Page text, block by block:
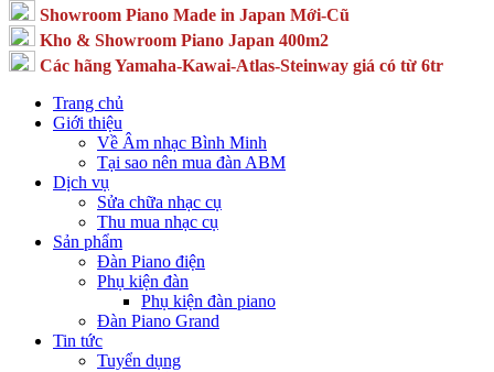
Showroom Piano Made in Japan Mới-Cũ
Kho & Showroom Piano Japan 400m2
Các hãng Yamaha-Kawai-Atlas-Steinway giá có từ 6tr
Trang chủ
Giới thiệu
Về Âm nhạc Bình Minh
Tại sao nên mua đàn ABM
Dịch vụ
Sửa chữa nhạc cụ
Thu mua nhạc cụ
Sản phẩm
Đàn Piano điện
Phụ kiện đàn
Phụ kiện đàn piano
Đàn Piano Grand
Tin tức
Tuyển dụng